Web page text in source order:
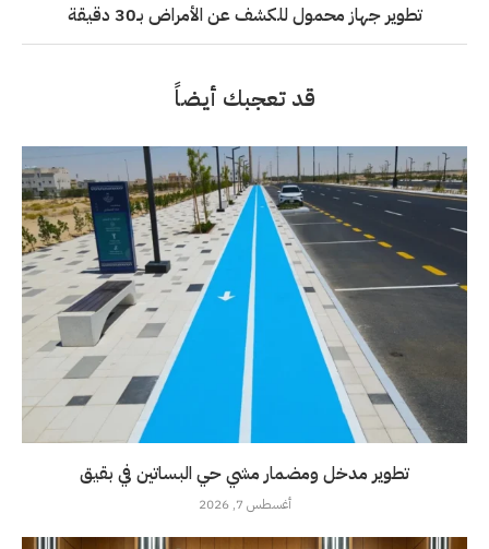
تطوير جهاز محمول للكشف عن الأمراض بـ30 دقيقة
قد تعجبك أيضاً
تطوير مدخل ومضمار مشي حي البساتين في بقيق
أغسطس 7, 2026